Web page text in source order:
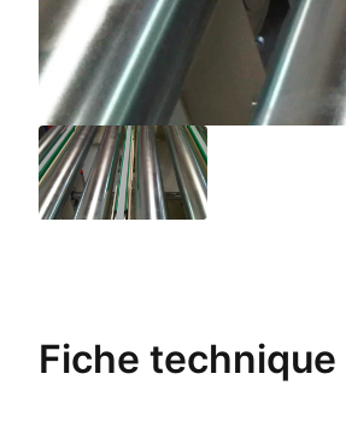
Fiche technique